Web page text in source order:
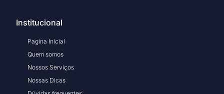
Institucional
Pagina Inicial
Quem somos
Nossos Serviços
Nossas Dicas